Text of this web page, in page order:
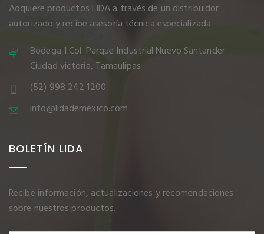
Adquiere productos LIDA a través de un distribuidor
autorizado y recibe asesoría técnica especializada.
Bodega 1 Col. Parque Industrial Nuevo Santander
Ciudad victoria, Tamaulipas
(52) 998 242 1200
info@lidademexico.com
BOLETÍN LIDA
Recibe información, actualizaciones y recomendaciones
sobre nuestros productos.